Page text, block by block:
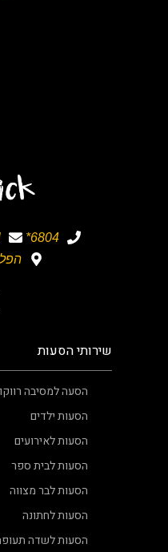
6804*
הפלדה
שירותי הסעות
הסעה למסיבה
הסעות ילדים
הסעות לאירועים
הסעות לבית ספר
הסעות לבר מצווה
הסעות לחתונה
הסעות לשדה